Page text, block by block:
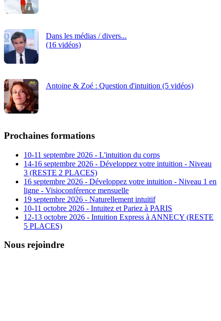
Dans les médias / divers...
(16 vidéos)
Antoine & Zoé : Question d'intuition (5 vidéos)
Prochaines formations
10-11 septembre 2026 - L'intuition du corps
14-16 septembre 2026 - Développez votre intuition - Niveau
3 (RESTE 2 PLACES)
16 septembre 2026 - Développez votre intuition - Niveau 1 en
ligne - Visioconférence mensuelle
19 septembre 2026 - Naturellement intuitif
10-11 octobre 2026 - Intuitez et Pariez à PARIS
12-13 octobre 2026 - Intuition Express à ANNECY (RESTE
5 PLACES)
Nous rejoindre